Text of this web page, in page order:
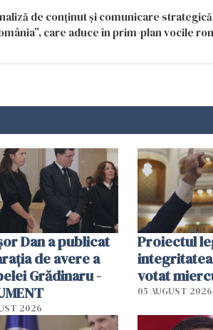
de conținut și comunicare
care aduce în prim-plan vocile
Dan a publicat
de avere a
Grădinaru -
2026
Proiectul
votat
05 AUGUST 2026